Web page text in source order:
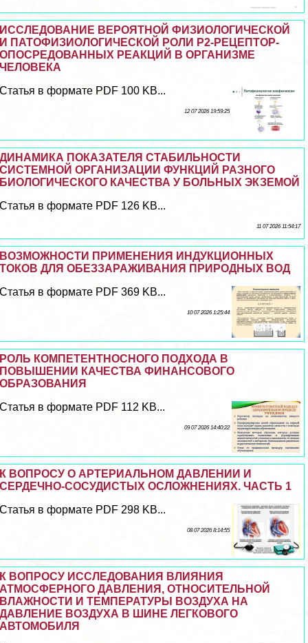
ИССЛЕДОВАНИЕ ВЕРОЯТНОЙ ФИЗИОЛОГИЧЕСКОЙ
И ПАТОФИЗИОЛОГИЧЕСКОЙ РОЛИ Р2-РЕЦЕПТОР-
ОПОСРЕДОВАННЫХ РЕАКЦИЙ В ОРГАНИЗМЕ
ЧЕЛОВЕКА
Статья в формате PDF 100 KB...
12 07 2026 19:59:25
ДИНАМИКА ПОКАЗАТЕЛЯ СТАБИЛЬНОСТИ
СИСТЕМНОЙ ОРГАНИЗАЦИИ ФУНКЦИЙ РАЗНОГО
БИОЛОГИЧЕСКОГО КАЧЕСТВА У БОЛЬНЫХ ЭКЗЕМОЙ
Статья в формате PDF 126 KB...
11 07 2026 11:54:17
ВОЗМОЖНОСТИ ПРИМЕНЕНИЯ ИНДУКЦИОННЫХ
ТОКОВ ДЛЯ ОБЕЗЗАРАЖИВАНИЯ ПРИРОДНЫХ ВОД
Статья в формате PDF 369 KB...
10 07 2026 1:25:44
РОЛЬ КОМПЕТЕНТНОСНОГО ПОДХОДА В
ПОВЫШЕНИИ КАЧЕСТВА ФИНАНСОВОГО
ОБРАЗОВАНИЯ
Статья в формате PDF 112 KB...
09 07 2026 14:40:22
К ВОПРОСУ О АРТЕРИАЛЬНОМ ДАВЛЕНИИ И
СЕРДЕЧНО-СОСУДИСТЫХ ОСЛОЖНЕНИЯХ. ЧАСТЬ 1
Статья в формате PDF 298 KB...
08 07 2026 8:14:55
К ВОПРОСУ ИССЛЕДОВАНИЯ ВЛИЯНИЯ
АТМОСФЕРНОГО ДАВЛЕНИЯ, ОТНОСИТЕЛЬНОЙ
ВЛАЖНОСТИ И ТЕМПЕРАТУРЫ ВОЗДУХА НА
ДАВЛЕНИЕ ВОЗДУХА В ШИНЕ ЛЕГКОВОГО
АВТОМОБИЛЯ